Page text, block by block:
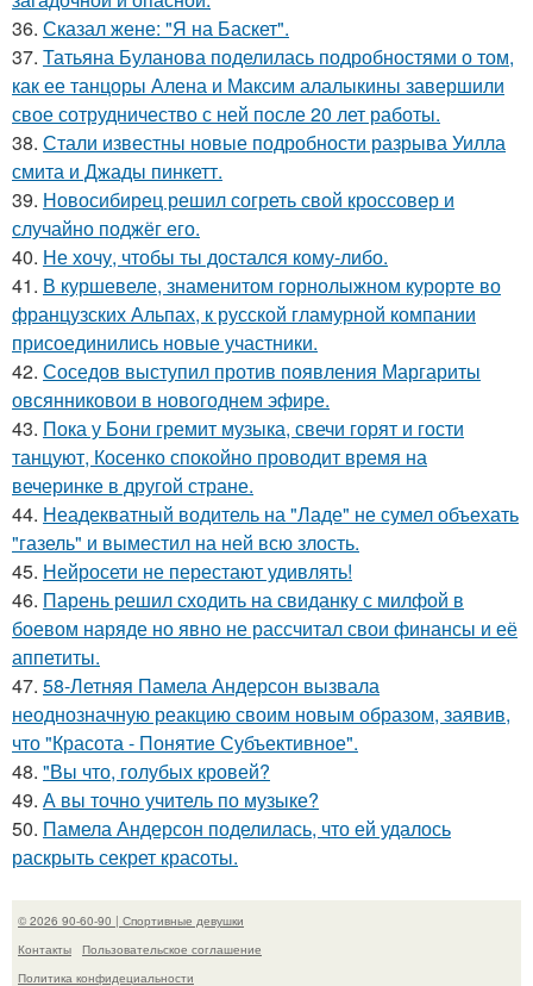
36. Сказал жене: "Я на Баскет".
37. Татьяна Буланова поделилась подробностями о том,
как ее танцоры Алена и Максим алалыкины завершили
свое сотрудничество с ней после 20 лет работы.
38. Стали известны новые подробности разрыва Уилла
смита и Джады пинкетт.
39. Новосибирец решил согреть свой кроссовер и
случайно поджёг его.
40. Не хочу, чтобы ты достался кому-либо.
41. В куршевеле, знаменитом горнолыжном курорте во
французских Альпах, к русской гламурной компании
присоединились новые участники.
42. Соседов выступил против появления Маргариты
овсянниковои в новогоднем эфире.
43. Пока у Бони гремит музыка, свечи горят и гости
танцуют, Косенко спокойно проводит время на
вечеринке в другой стране.
44. Неадекватный водитель на "Ладе" не сумел объехать
"газель" и выместил на ней всю злость.
45. Нейросети не перестают удивлять!
46. Парень решил сходить на свиданку с милфой в
боевом наряде но явно не рассчитал свои финансы и её
аппетиты.
47. 58-Летняя Памела Андерсон вызвала
неоднозначную реакцию своим новым образом, заявив,
что "Красота - Понятие Субъективное".
48. "Вы что, голубых кровей?
49. А вы точно учитель по музыке?
50. Памела Андерсон поделилась, что ей удалось
раскрыть секрет красоты.
© 2026 90-60-90 | Спортивные девушки
Контакты
Пользовательское соглашение
Политика конфидециальности